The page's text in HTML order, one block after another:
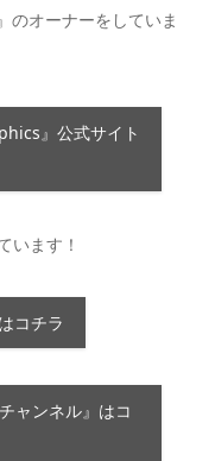
オーナーをしていま
』公式サイト
います！
コチラ
ャンネル』はコ